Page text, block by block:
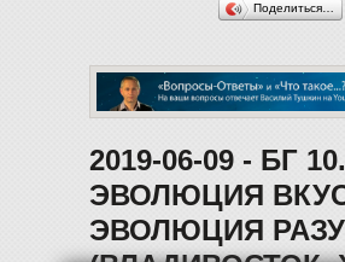
Поделиться…
2019-06-09 - БГ
ЭВОЛЮЦИЯ
ЭВОЛЮЦИЯ